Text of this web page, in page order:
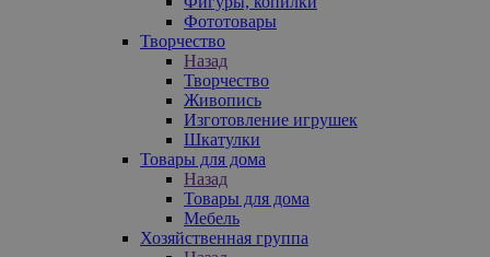
Фототовары
Творчество
Назад
Творчество
Живопись
Изготовление игрушек
Шкатулки
Товары для дома
Назад
Товары для дома
Мебель
Хозяйственная группа